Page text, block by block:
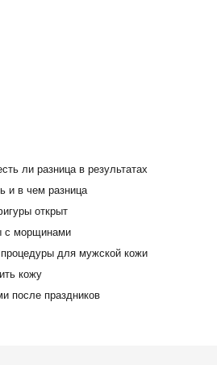
ли разница в результатах
и в чем разница
открыт
с морщинами
для мужской кожи
кожу
после праздников